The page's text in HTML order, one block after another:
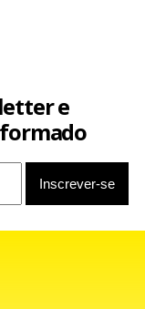
no objetivo que
competição
e